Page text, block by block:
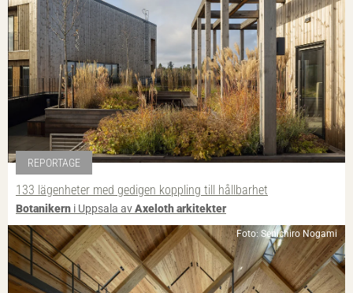
REPORTAGE
133 lägenheter med gedigen koppling till hållbarhet
Botanikern i Uppsala avAxeloth arkitekter
Foto: Senichiro Nogami